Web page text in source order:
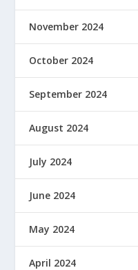
November 2024
October 2024
September 2024
August 2024
July 2024
June 2024
May 2024
April 2024